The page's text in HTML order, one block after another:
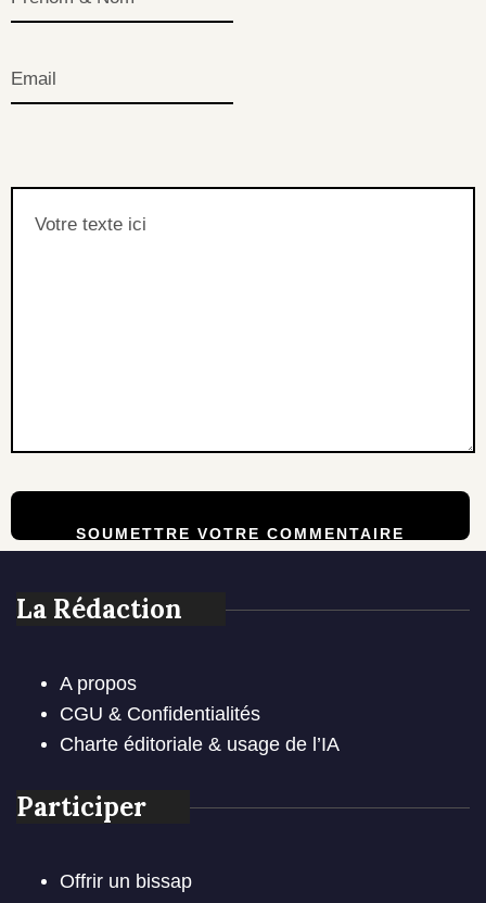
La Rédaction
A propos
CGU & Confidentialités
Charte éditoriale & usage de l’IA
Participer
Offrir un bissap